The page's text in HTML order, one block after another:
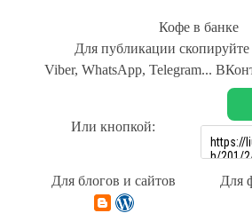
Кофе в банке
Для публикации скопируйте
Viber, WhatsApp, Telegram...
Или кнопкой:
Для блогов и сайтов Для